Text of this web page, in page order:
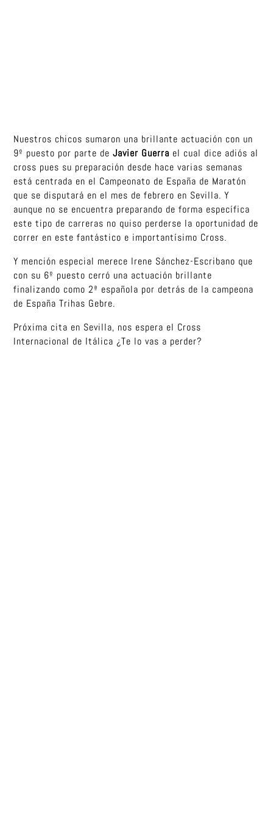
Nuestros chicos sumaron una brillante actuación con un
9º puesto por parte deJavier Guerra el cual dice adiós al
cross pues su preparación desde hace varias semanas
está centrada en el Campeonato de España de Maratón
que se disputará en el mes de febrero en Sevilla. Y
aunque no se encuentra preparando de forma específica
este tipo de carreras no quiso perderse la oportunidad de
correr en este fantástico e importantísimo Cross.
Y mención especial merece Irene Sánchez-Escribano que
con su 6º puesto cerró una actuación brillante
finalizando como 2ª española por detrás de la campeona
de España Trihas Gebre.
Próxima cita en Sevilla, nos espera el Cross
Internacional de Itálica ¿Te lo vas a perder?